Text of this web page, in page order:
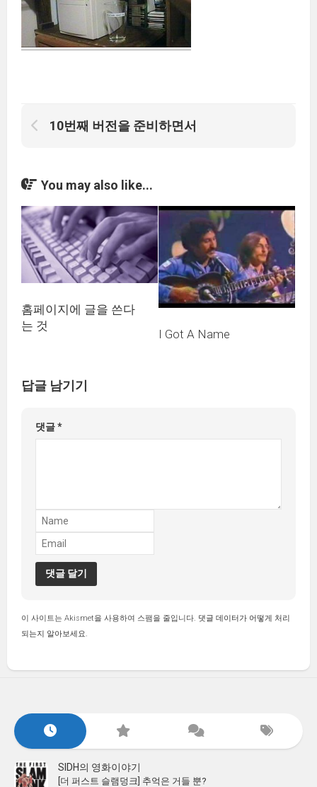
10번째 버전을 준비하면서
You may also like...
홈페이지에 글을 쓴다
는 것
I Got A Name
답글 남기기
댓글*
이 사이트는 Akismet을 사용하여 스팸을 줄입니다. 댓글 데이터가 어떻게 처리
되는지 알아보세요.
SIDH의 영화이야기
[더 퍼스트 슬램덩크] 추억은 거들 뿐?